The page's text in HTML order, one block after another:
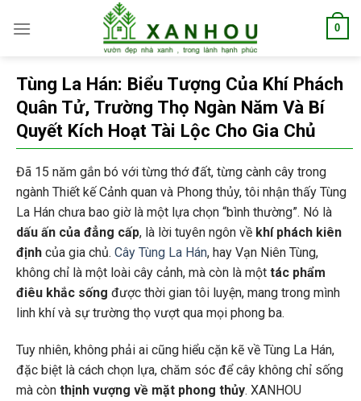
0
Tùng La Hán: Biểu Tượng Của Khí Phách
Quân Tử, Trường Thọ Ngàn Năm Và Bí
Quyết Kích Hoạt Tài Lộc Cho Gia Chủ
Đã 15 năm gắn bó với từng thớ đất, từng cành cây trong
ngành Thiết kế Cảnh quan và Phong thủy, tôi nhận thấy Tùng
La Hán chưa bao giờ là một lựa chọn “bình thường”. Nó là
dấu ấn của đẳng cấp, là lời tuyên ngôn về khí phách kiên
định của gia chủ. Cây Tùng La Hán, hay Vạn Niên Tùng,
không chỉ là một loài cây cảnh, mà còn là một tác phẩm
điêu khắc sống được thời gian tôi luyện, mang trong mình
linh khí và sự trường thọ vượt qua mọi phong ba.
Tuy nhiên, không phải ai cũng hiểu cặn kẽ về Tùng La Hán,
đặc biệt là cách chọn lựa, chăm sóc để cây không chỉ sống
mà còn thịnh vượng về mặt phong thủy. XANHOU